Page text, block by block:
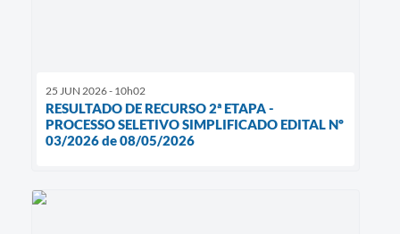
25 JUN 2026 - 10h02
RESULTADO DE RECURSO 2ª ETAPA -
PROCESSO SELETIVO SIMPLIFICADO EDITAL Nº
03/2026 de 08/05/2026